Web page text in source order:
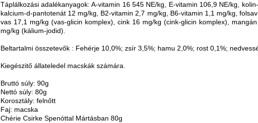
Táplálkozási adalékanyagok: A-vitamin 16 545 NE/kg, E-vitamin 106,9 NE/kg,
kalcium-d-pantotenát 12 mg/kg, B2-vitamin 2,7 mg/kg, B6-vitamin 1,1 mg/kg,
vas 17,1 mg/kg (vas-glicin komplex), cink 16 mg/kg (cink-glicin komplex),
mg/kg (kálium-jodid).
Beltartalmi összetevők : Fehérje 10,0%; zsír 3,5%; hamu 2,0%; rost 0,1%;
Kiegészitő állateledel macskák számára.
Bruttó súly: 90g
Nettó súly: 80g
Korosztály: felnőtt
Faj: macska
Chérie Csirke Spenóttal Mártásban 80g